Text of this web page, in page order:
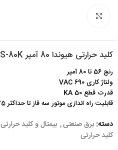
کلید حرارتی هیوندا 80 آمپر HMMS-80K
رنج 56 تا 80 آمپر
ولتاژ کاری 690 VAC
قدرت قطع 50 KA
قابلیت راه اندازی موتور سه فاز تا حداکثر 35 کیلووات
دسته: برق صنعتی, بیمتال و کلید حرارتی
کلید حرارتی